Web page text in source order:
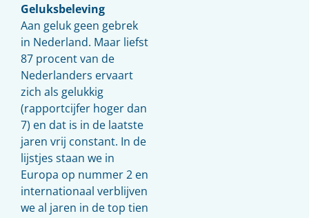
Geluksbeleving
Aan geluk geen gebrek
in Nederland. Maar liefst
87 procent van de
Nederlanders ervaart
zich als gelukkig
(rapportcijfer hoger dan
7) en dat is in de laatste
jaren vrij constant. In de
lijstjes staan we in
Europa op nummer 2 en
internationaal verblijven
we al jaren in de top tien